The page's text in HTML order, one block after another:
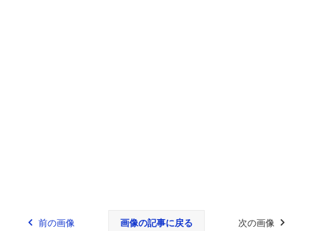
前の画像 画像の記事に戻る 次の画像